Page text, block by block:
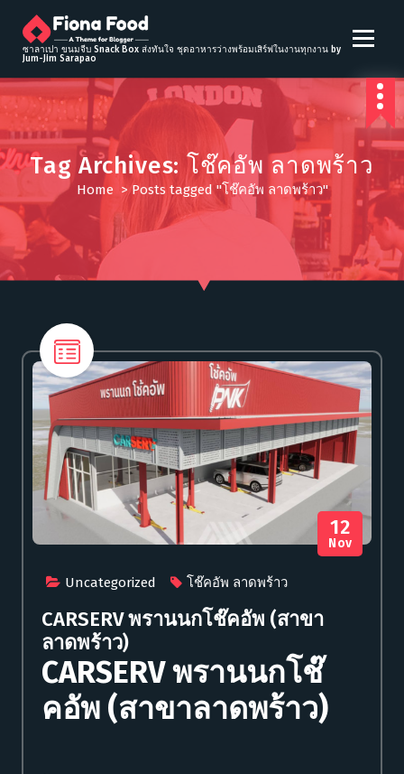
t
o
c
o
n
e
t
ซาลาเปา ขนมจีบ Snack Box ส่งทันใจ ชุดอาหารว่างพร้อมเสิร์ฟในงานทุกงาน by
Jum-Jim Sarapao
Tag Archives: โช๊คอัพ ลาดพร้าว
Home >Posts tagged "โช๊คอัพ ลาดพร้าว"
Uncategorized โช๊คอัพ ลาดพร้าว
12
Nov
CARSERV พรานนกโช๊คอัพ (สาขา
ลาดพร้าว)
CARSERV พรานนกโช๊
คอัพ (สาขาลาดพร้าว)